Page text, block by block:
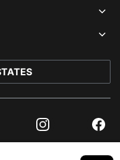
Instagram
© PUMA NORTH AMERICA, INC.